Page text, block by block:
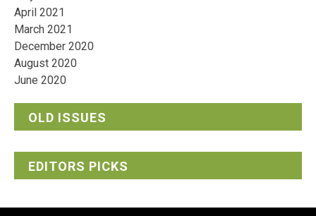
April 2021
March 2021
December 2020
August 2020
June 2020
OLD ISSUES
EDITORS PICKS